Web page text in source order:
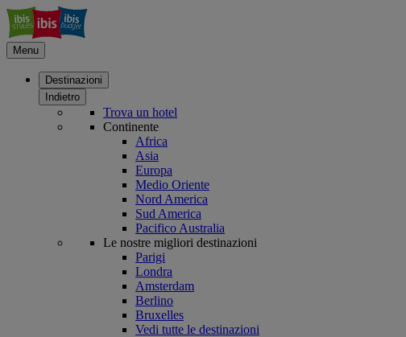
Menu
Destinazioni
Indietro
Trova un hotel
Continente
Africa
Asia
Europa
Medio Oriente
Nord America
Sud America
Pacifico Australia
Le nostre migliori destinazioni
Parigi
Londra
Amsterdam
Berlino
Bruxelles
Vedi tutte le destinazioni